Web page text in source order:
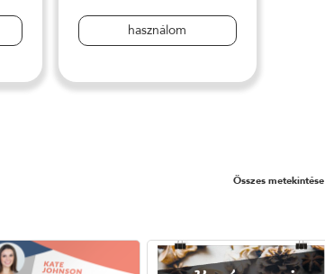
használom
Összes metekintése